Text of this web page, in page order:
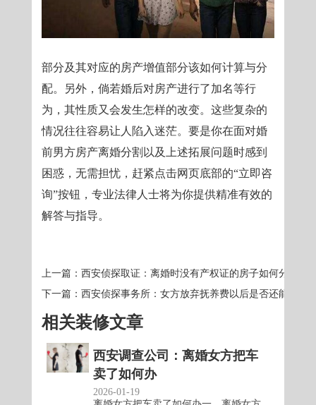
部分及其对应的房产增值部分该如何计算与分
配。另外，倘若婚后对房产进行了加名等行
为，其性质又会发生怎样的改变。这些复杂的
情况往往容易让人陷入迷茫。要是你在面对婚
前男方房产离婚分割以及上述拓展问题时感到
困惑，无需担忧，赶紧点击网页底部的“立即咨
询”按钮，专业法律人士将为你提供精准有效的
解答与指导。
上一篇：西安侦探取证：离婚时没有产权证的房子如何分割
下一篇：西安侦探事务所：女方放弃抚养费以后是否还能索要
相关装修文章
西安调查公司：离婚女方把车
卖了如何办
2026-01-19